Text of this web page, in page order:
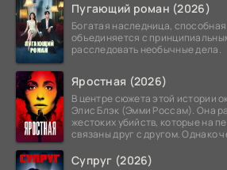
Пугающий роман (2026)
Богатая наследница,
объединяется с
расследовать необычные дела.
Яростная (2026)
В центре сюжета этой истории
Элис Блэк (Эмми Россам). Она
жестоких убийств, которые на
связаны друг с другом. Однако
Супруг (2026)